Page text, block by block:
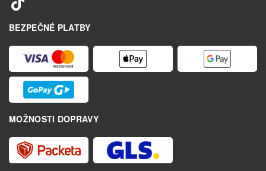
BEZPEČNÉ PLATBY
MOŽNOSTI DOPRAVY